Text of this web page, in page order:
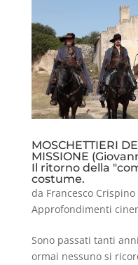
MOSCHETTIERI
MISSIONE
Il ritorno della
costume.
da Francesco Crispino
Approfondimenti
Sono passati tanti
ormai nessuno si